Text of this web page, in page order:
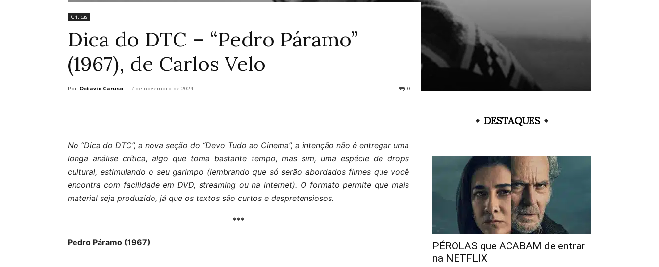
Críticas
Dica do DTC – “Pedro Páramo”
(1967), de Carlos Velo
Por Octavio Caruso - 7 de novembro de 2024 0
No “Dica do DTC”, a nova seção do “Devo Tudo ao Cinema”, a intenção não é entregar uma
longa análise crítica, algo que toma bastante tempo, mas sim, uma espécie de drops
cultural, estimulando o seu garimpo (lembrando que só serão abordados filmes que você
encontra com facilidade em DVD, streaming ou na internet). O formato permite que mais
material seja produzido, já que os textos são curtos e despretensiosos.
***
Pedro Páramo (1967)
DESTAQUES
PÉROLAS que ACABAM de entrar
na NETFLIX